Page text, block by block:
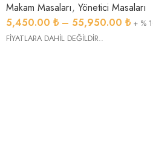
Makam Masaları, Yönetici Masaları
5,450.00 ₺ – 55,950.00 ₺ + %
FİYATLARA DAHİL DEĞİLDİR..